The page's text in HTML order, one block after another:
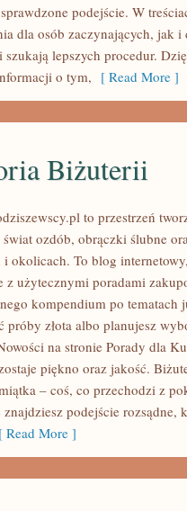
podejście. W
dla osób zaczynających, jak
lepszych procedur.
o tym, [ Read More ]
Biżuterii
to przestrzeń
ozdób, obrączki ślubne
i okolicach. To blog
z użytecznymi poradami
kompendium po tematach
próby złota albo planujesz
na stronie Porady dla
piękno oraz jakość.
– coś, co przechodzi z
znajdziesz podejście rozsądne,
Read More ]